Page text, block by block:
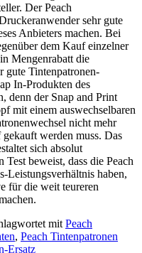
Der Peach
sehr gute
Anbieters machen. Bei
dem Kauf einzelner
Mengenrabatt die
gute Tintenpatronen-
In-Produkten des
denn der Snap and Print
mit einem auswechselbaren
nicht mehr
werden muss. Das
sich absolut
beweist, dass die Peach
Leistungsverhältnis haben,
für die weit teureren
mit Peach
, Peach Tintenpatronen
Ersatz